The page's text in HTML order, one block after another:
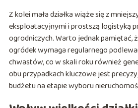
Z kolei mała działka wiąże się z
eksploatacyjnymi i prostszą logistyką
ogrodniczych. Warto jednak pamiętać,
ogródek wymaga regularnego
chwastów, co w skali roku również
obu przypadkach kluczowe jest
budżetu na etapie wyboru